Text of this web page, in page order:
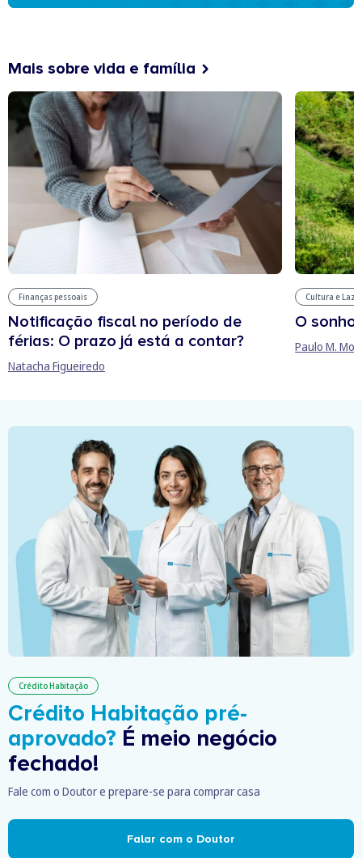
Mais sobre vida e família
Finanças pessoais
Notificação fiscal no período de
férias: O prazo já está a contar?
Natacha Figueiredo
Cultura e
O sonho
Paulo M.
Crédito Habitação
Crédito Habitação pré-
aprovado? É meio negócio
fechado!
Fale com o Doutor e prepare-se para comprar casa
Falar com o Doutor